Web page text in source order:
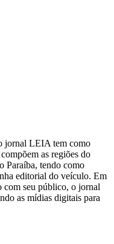
jornal LEIA tem como
as regiões do
Paraíba, tendo como
editorial do veículo. Em
com seu público, o jornal
as mídias digitais para